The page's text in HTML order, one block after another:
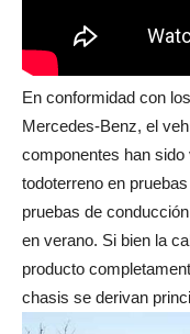
En conformidad con
Mercedes-Benz, el
componentes han
todoterreno en
pruebas de
en verano. Si bien la
producto
chasis se derivan